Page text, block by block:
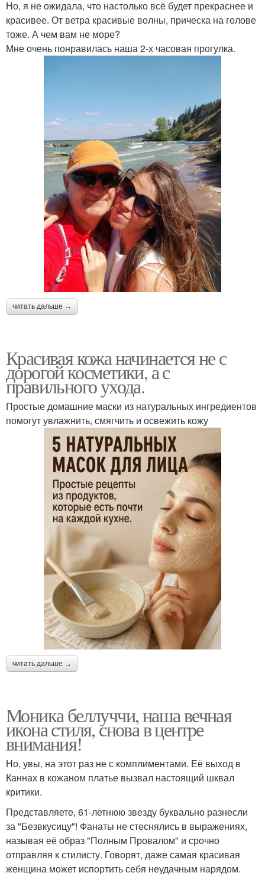
Но, я не ожидала, что настолько всё будет прекраснее и
красивее. От ветра красивые волны, прическа на голове
тоже. А чем вам не море?
Мне очень понравилась наша 2-х часовая прогулка.
читать дальше →
Красивая кожа начинается не с
дорогой косметики, а с
правильного ухода.
Простые домашние маски из натуральных ингредиентов
помогут увлажнить, смягчить и освежить кожу
читать дальше →
Моника беллуччи, наша вечная
икона стиля, снова в центре
внимания!
Но, увы, на этот раз не с комплиментами. Её выход в
Каннах в кожаном платье вызвал настоящий шквал
критики.
Представляете, 61-летнюю звезду буквально разнесли
за "Безвкусицу"! Фанаты не стеснялись в выражениях,
называя её образ "Полным Провалом" и срочно
отправляя к стилисту. Говорят, даже самая красивая
женщина может испортить себя неудачным нарядом.